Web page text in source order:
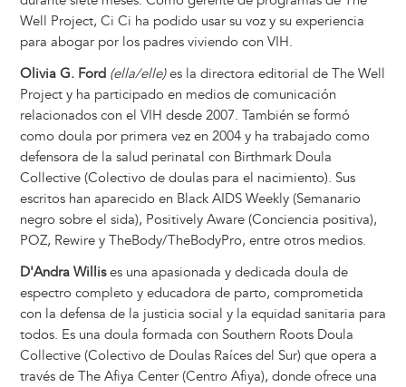
Well Project, Ci Ci ha podido usar su voz y su experiencia
para abogar por los padres viviendo con VIH.
Olivia G. Ford (ella/elle)es la directora editorial de The Well
Project y ha participado en medios de comunicación
relacionados con el VIH desde 2007. También se formó
como doula por primera vez en 2004 y ha trabajado como
defensora de la salud perinatal con Birthmark Doula
Collective (Colectivo de doulas para el nacimiento). Sus
escritos han aparecido en Black AIDS Weekly (Semanario
negro sobre el sida), Positively Aware (Conciencia positiva),
POZ, Rewire y TheBody/TheBodyPro, entre otros medios.
D'Andra Willises una apasionada y dedicada doula de
espectro completo y educadora de parto, comprometida
con la defensa de la justicia social y la equidad sanitaria para
todos. Es una doula formada con Southern Roots Doula
Collective (Colectivo de Doulas Raíces del Sur) que opera a
través de The Afiya Center (Centro Afiya), donde ofrece una